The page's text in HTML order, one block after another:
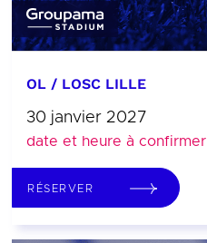
OL / LOSC LILLE
30 janvier 2027
date et heure à confirmer
RÉSERVER